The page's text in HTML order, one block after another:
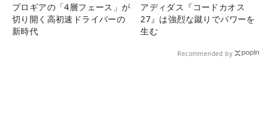
プロギアの「4層フェース」が
切り開く高初速ドライバーの
新時代
アディダス『コードカオス
27』は強烈な蹴りでパワーを
生む
Recommended by